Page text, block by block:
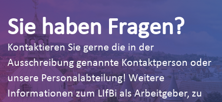
Sie haben Fragen?
Kontaktieren Sie gerne die in der
Ausschreibung genannte Kontaktperson oder
unsere Personalabteilung! Weitere
Informationen zum LIfBi als Arbeitgeber, zu